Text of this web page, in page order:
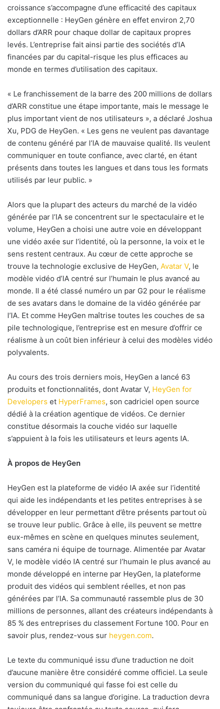
croissance s’accompagne d’une efficacité des capitaux
exceptionnelle : HeyGen génère en effet environ 2,70
dollars d’ARR pour chaque dollar de capitaux propres
levés. L’entreprise fait ainsi partie des sociétés d’IA
financées par du capital-risque les plus efficaces au
monde en termes d’utilisation des capitaux.
« Le franchissement de la barre des 200 millions de dollars
d’ARR constitue une étape importante, mais le message le
plus important vient de nos utilisateurs », a déclaré Joshua
Xu, PDG de HeyGen. « Les gens ne veulent pas davantage
de contenu généré par l’IA de mauvaise qualité. Ils veulent
communiquer en toute confiance, avec clarté, en étant
présents dans toutes les langues et dans tous les formats
utilisés par leur public. »
Alors que la plupart des acteurs du marché de la vidéo
générée par l’IA se concentrent sur le spectaculaire et le
volume, HeyGen a choisi une autre voie en développant
une vidéo axée sur l’identité, où la personne, la voix et le
sens restent centraux. Au cœur de cette approche se
trouve la technologie exclusive de HeyGen, Avatar V, le
modèle vidéo d’IA centré sur l’humain le plus avancé au
monde. Il a été classé numéro un par G2 pour le réalisme
de ses avatars dans le domaine de la vidéo générée par
l’IA. Et comme HeyGen maîtrise toutes les couches de sa
pile technologique, l’entreprise est en mesure d’offrir ce
réalisme à un coût bien inférieur à celui des modèles vidéo
polyvalents.
Au cours des trois derniers mois, HeyGen a lancé 63
produits et fonctionnalités, dont Avatar V, HeyGen for
Developers et HyperFrames, son cadriciel open source
dédié à la création agentique de vidéos. Ce dernier
constitue désormais la couche vidéo sur laquelle
s’appuient à la fois les utilisateurs et leurs agents IA.
À propos de HeyGen
HeyGen est la plateforme de vidéo IA axée sur l’identité
qui aide les indépendants et les petites entreprises à se
développer en leur permettant d’être présents partout où
se trouve leur public. Grâce à elle, ils peuvent se mettre
eux-mêmes en scène en quelques minutes seulement,
sans caméra ni équipe de tournage. Alimentée par Avatar
V, le modèle vidéo IA centré sur l’humain le plus avancé au
monde développé en interne par HeyGen, la plateforme
produit des vidéos qui semblent réelles, et non pas
générées par l’IA. Sa communauté rassemble plus de 30
millions de personnes, allant des créateurs indépendants à
85 % des entreprises du classement Fortune 100. Pour en
savoir plus, rendez-vous sur heygen.com.
Le texte du communiqué issu d’une traduction ne doit
d’aucune manière être considéré comme officiel. La seule
version du communiqué qui fasse foi est celle du
communiqué dans sa langue d’origine. La traduction devra